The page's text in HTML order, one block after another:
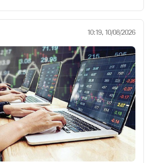
10:19, 10/08/2026